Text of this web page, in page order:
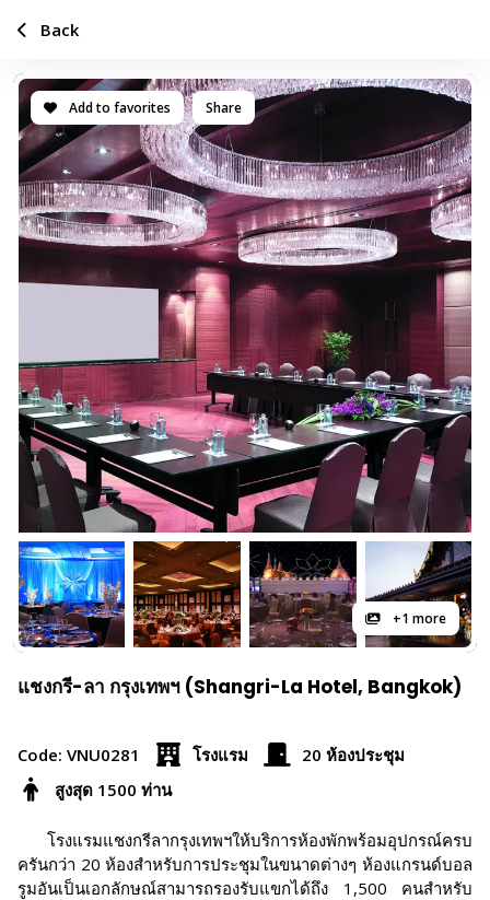
Add to favorites Share
+1 more
แชงกรี-ลา กรุงเทพฯ (Shangri-La Hotel, Bangkok)
Code: VNU0281 โรงแรม
20 ห้องประชุม
สูงสุด 1500 ท่าน
โรงแรมแชงกรีลากรุงเทพฯให้บริการห้องพักพร้อมอุปกรณ์ครบ
ครันกว่า 20 ห้องสำหรับการประชุมในขนาดต่างๆ ห้องแกรนด์บอล
รูมอันเป็นเอกลักษณ์สามารถรองรับแขกได้ถึง 1,500 คนสำหรับ
Back